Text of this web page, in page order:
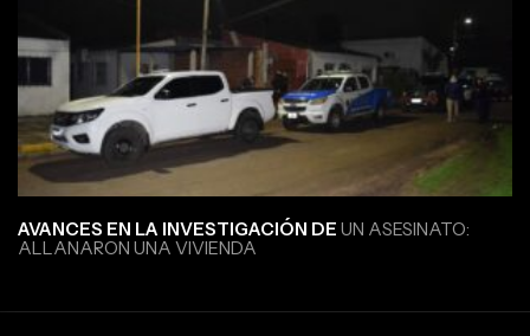
AVANCES EN LA INVESTIGACIÓN DE UN ASESINATO:
ALLANARON UNA VIVIENDA